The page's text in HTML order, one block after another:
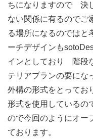
ちになりますので 決
ない関係に有るのでご
る場所になるのではと
ーチデザインも
インとしており 階段
テリアプランの要にな
外構の形式をとってお
形式を使用している
ので今回のようにオー
ております。